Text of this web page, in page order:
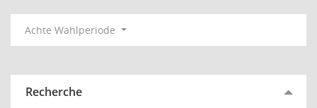
Achte Wahlperiode
Recherche